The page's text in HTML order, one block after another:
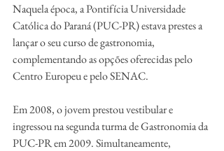
Naquela época, a Pontifícia Universidade
Católica do Paraná (PUC-PR) estava prestes a
lançar o seu curso de gastronomia,
complementando as opções oferecidas pelo
Centro Europeu e pelo SENAC.
Em 2008, o jovem prestou vestibular e
ingressou na segunda turma de Gastronomia da
PUC-PR em 2009. Simultaneamente,